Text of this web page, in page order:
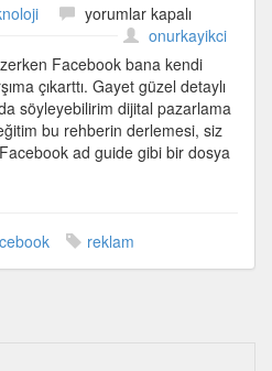
facebook
kendi
reklam
verme
rehberi
için
yorumlar kapalı
onurkayikci
Facebook bana kendi
çıkarttı. Gayet güzel detaylı
söyleyebilirim dijital pazarlama
bu rehberin derlemesi, siz
ad guide gibi bir dosya
reklam